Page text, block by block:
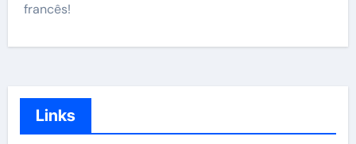
francês!
Links